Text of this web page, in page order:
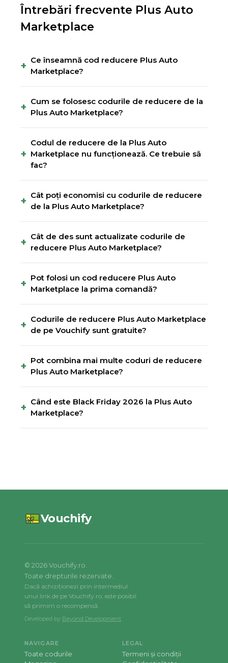
Întrebări frecvente Plus Auto
Marketplace
+ Ce înseamnă cod reducere Plus Auto
Marketplace?
+ Cum se folosesc codurile de reducere de la
Plus Auto Marketplace?
+
Codul de reducere de la Plus Auto
Marketplace nu funcționează. Ce trebuie să
fac?
+ Cât poți economisi cu codurile de reducere
de la Plus Auto Marketplace?
+ Cât de des sunt actualizate codurile de
reducere Plus Auto Marketplace?
+ Pot folosi un cod reducere Plus Auto
Marketplace la prima comandă?
+ Codurile de reducere Plus Auto Marketplace
de pe Vouchify sunt gratuite?
+ Pot combina mai multe coduri de reducere
Plus Auto Marketplace?
+ Când este Black Friday 2026 la Plus Auto
Marketplace?
Vouchify
© 2026Vouchify.ro.
Toate drepturile rezervate.
Dacă achiziționezi prin intermediul
unui link de pe Vouchify.ro, este posibil
să primim o recompensă.
Developed by Beyond Development
NAVIGARE
Toate codurile
LEGAL
Termeni și condiții